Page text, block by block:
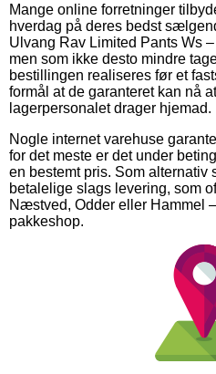
Mange online forretninger
hverdag på deres bedst
Ulvang Rav Limited Pants Ws
men som ikke desto mindre
bestillingen realiseres før et
formål at de garanteret kan nå
lagerpersonalet drager hjemad.
Nogle internet varehuse
for det meste er det under
en bestemt pris. Som alternativ
betalelige slags levering, som
Næstved, Odder eller Hammel
pakkeshop.